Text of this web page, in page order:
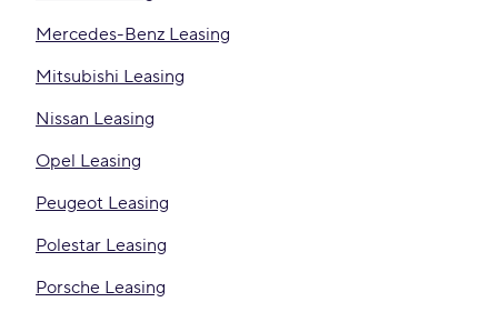
Mercedes-Benz Leasing
Mitsubishi Leasing
Nissan Leasing
Opel Leasing
Peugeot Leasing
Polestar Leasing
Porsche Leasing